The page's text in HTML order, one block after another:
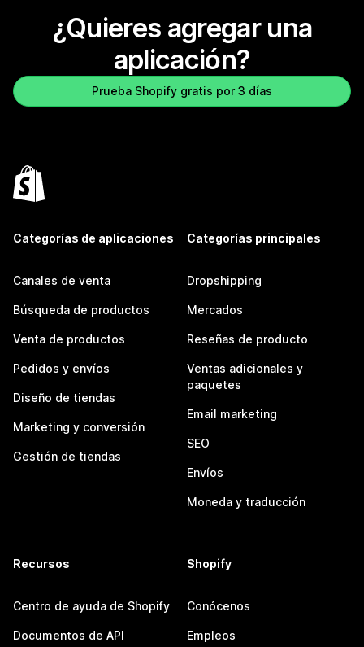
¿Quieres agregar una
aplicación?
Prueba Shopify gratis por 3 días
Categorías de aplicaciones
Canales de venta
Búsqueda de productos
Venta de productos
Pedidos y envíos
Diseño de tiendas
Marketing y conversión
Gestión de tiendas
Categorías principales
Dropshipping
Mercados
Reseñas de producto
Ventas adicionales y
paquetes
Email marketing
SEO
Envíos
Moneda y traducción
Recursos
Centro de ayuda de Shopify
Documentos de API
Shopify
Conócenos
Empleos